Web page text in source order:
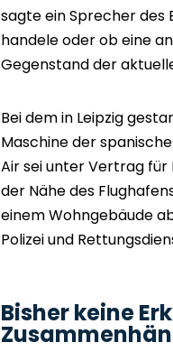
sagte ein Sprecher des
handele oder ob eine
Gegenstand der
Bei dem in Leipzig
Maschine der
Air sei unter Vertrag für
der Nähe des
einem Wohngebäude
Polizei und
Bisher keine